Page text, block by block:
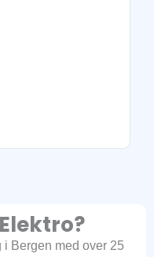
Bergen med over 25